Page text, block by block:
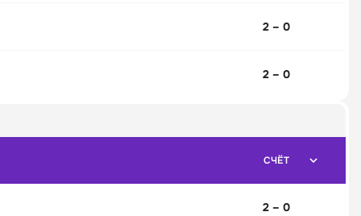
2 – 0
2 – 0
СЧЁТ
2 – 0